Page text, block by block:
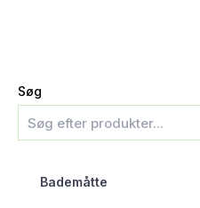
Søg
Bademåtte